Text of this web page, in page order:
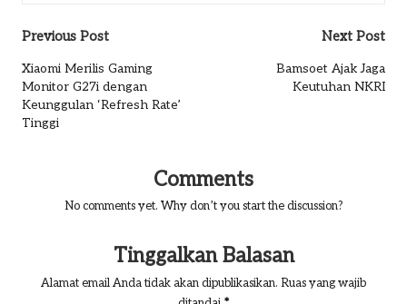
Post
navigation
Previous Post
Xiaomi Merilis Gaming
Monitor G27i dengan
Keunggulan ‘Refresh Rate’
Tinggi
Next Post
Bamsoet Ajak Jaga
Keutuhan NKRI
Comments
No comments yet. Why don’t you start the discussion?
Tinggalkan Balasan
Alamat email Anda tidak akan dipublikasikan. Ruas yang wajib